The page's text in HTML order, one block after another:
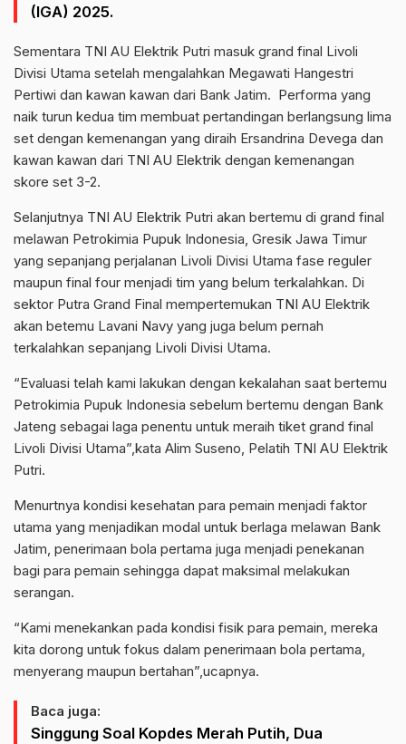
(IGA) 2025.
Sementara TNI AU Elektrik Putri masuk grand final Livoli
Divisi Utama setelah mengalahkan Megawati Hangestri
Pertiwi dan kawan kawan dari Bank Jatim. Performa yang
naik turun kedua tim membuat pertandingan berlangsung lima
set dengan kemenangan yang diraih Ersandrina Devega dan
kawan kawan dari TNI AU Elektrik dengan kemenangan
skore set 3-2.
Selanjutnya TNI AU Elektrik Putri akan bertemu di grand final
melawan Petrokimia Pupuk Indonesia, Gresik Jawa Timur
yang sepanjang perjalanan Livoli Divisi Utama fase reguler
maupun final four menjadi tim yang belum terkalahkan. Di
sektor Putra Grand Final mempertemukan TNI AU Elektrik
akan betemu Lavani Navy yang juga belum pernah
terkalahkan sepanjang Livoli Divisi Utama.
“Evaluasi telah kami lakukan dengan kekalahan saat bertemu
Petrokimia Pupuk Indonesia sebelum bertemu dengan Bank
Jateng sebagai laga penentu untuk meraih tiket grand final
Livoli Divisi Utama”,kata Alim Suseno, Pelatih TNI AU Elektrik
Putri.
Menurtnya kondisi kesehatan para pemain menjadi faktor
utama yang menjadikan modal untuk berlaga melawan Bank
Jatim, penerimaan bola pertama juga menjadi penekanan
bagi para pemain sehingga dapat maksimal melakukan
serangan.
“Kami menekankan pada kondisi fisik para pemain, mereka
kita dorong untuk fokus dalam penerimaan bola pertama,
menyerang maupun bertahan”,ucapnya.
Baca juga:
Singgung Soal Kopdes Merah Putih, Dua